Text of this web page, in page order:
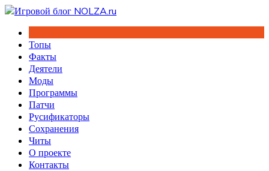
Перейти
содержимому
Топы
Факты
Деятели
Моды
Программы
Патчи
Русификаторы
Сохранения
Читы
О проекте
Контакты